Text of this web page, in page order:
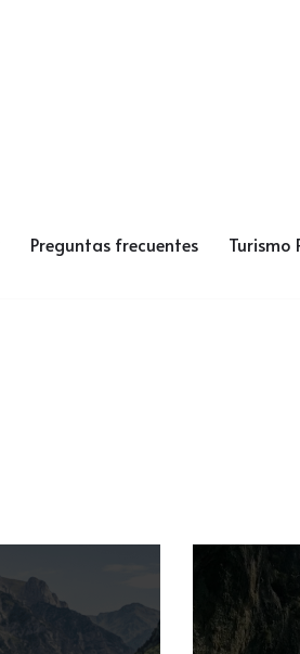
Preguntas frecuentes Turismo